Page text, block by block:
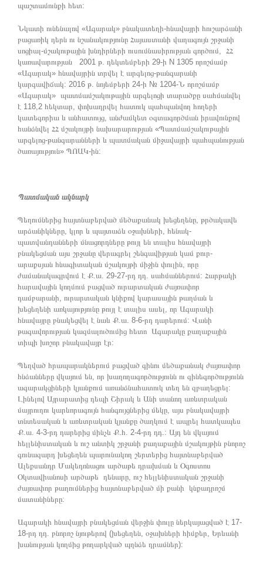
պաշտամունքի հետ:
Նկատի ունենալով «Ագարակ» բնակատեղի-հնավայրի հուշարձանի
բացառիկ դերն ու նշանակությունը Հայաստանի վաղագույն շրջանի
սոցիալ-մշակութային խնդիրների ուսումնասիրության գործում, ՀՀ
կառավարության 2001 թ. դեկտեմբերի 29-ի N 1305 որոշմամբ
«Ագարակ» հնավայրին տրվել է արգելոց-թանգարանի
կարգավիճակ: 2016 թ. նոյեմբերի 24-ի № 1204-Ն որոշմամբ
«Ագարակ» պատմամշակութային արգելոցի տարածքը սահմանվել
է 118,2 հեկտար, փոխադրվել հատուկ պահպանվող հողերի
կատեգորիա և անհատույց, անժամկետ օգտագործման իրավունքով
հանձնվել ՀՀ մշակույթի նախարարության «Պատմամշակութային
արգելոց-թանգարանների և պատմական միջավայրի պահպանության
ծառայություն» ՊՈԱԿ-ին:
Պատմական ակնարկ
Պեղումներից հայտնաբերված մեծաքանակ խեցեղենը, թրծակավե
արձանիկները, կլոր և պայտաձև օջախների, հենակ-
պատվանդանների մնացորդները թույլ են տալիս հնավայրի
բնակեցման այս շրջանը վերագրել շենգավիթյան կամ քուր-
արաքսյան հնագիտական մշակույթի միջին փուլին, որը
ժամանակագրվում է Ք.ա. 29-27-րդ դդ. սահմաններում: Հարթակի
հարավային կողմում բացված ուրարտական ժայռափոր
դամբարանի, ուրարտական կնիքով կարասային թաղման և
խեցեղենի առկայությունը թույլ է տալիս ասել, որ Ագարակի
հնավայրը բնակեցվել է նաև Ք.ա. 8-6-րդ դարերում: Վանի
թագավորության կազմալուծումից հետո Ագարակը քաղաքային
տիպի խոշոր բնակավայր էր:
Պեղված հրապարակներում բացված գինու մեծաքանակ ժայռափոր
հնձանները վկայում են, որ խաղողագործությունն ու գինեգործությունն
ագարակցիների կյանքում առանձնահատուկ տեղ են զբաղեցրել:
Լինելով Այրարատից դեպի Շիրակ և Անի տանող առևտրական
մայրուղու կարևորագույն հանգույցներից մեկը, այս բնակավայրի
տնտեսական և առևտրական կյանքը ծաղկում է ապրել հատկապես
Ք.ա. 4-3-րդ դարերից մինչև Ք.հ. 2-4-րդ դդ.: Այդ են վկայում
հելլենիստական և ուշ անտիկ շրջանի քաղաքային մշակույթին բնորոշ
գունազարդ խեցեղեն պարունակող շերտերից հայտնաբերված
Ալեքսանդր Մակեդոնացու արծաթե դրախման և Օգոստոս
Օկտավիանոսի արծաթե դենարը, ուշ հելլենիստական շրջանի
ժայռափոր թաղումներից հայտնաբերված մի քանի կնքադրոշմ
մատանիները:
Ագարակի հնավայրի բնակեցման վերջին փուլը ներկայացված է 17-
18-րդ դդ. բնորոշ նյութերով (խեցեղեն, օջախների հիմքեր, Երևանի
խանության կողմից թողարկված պղնձե դրամներ):